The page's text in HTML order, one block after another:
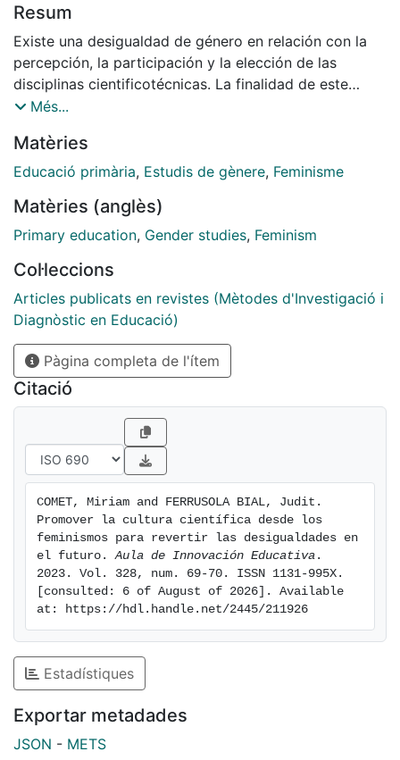
Resum
Existe una desigualdad de género en relación con la
percepción, la participación y la elección de las
disciplinas cientificotécnicas. La finalidad de este
artículo es describir una actividad que relaciona dos
potenciar la cultura científica feminista y contribuir a
la extinción de esta desigualdad.
Més...
Matèries
Educació primària, Estudis de gènere, Feminisme
Matèries (anglès)
Primary education, Gender studies, Feminism
Col·leccions
Articles publicats en revistes (Mètodes d'Investigació i
Diagnòstic en Educació)
Pàgina completa de l'ítem
Citació
COMET, Miriam and FERRUSOLA BIAL, Judit.
Promover la cultura científica desde los
feminismos para revertir las desigualdades en
el futuro. Aula de Innovación Educativa .
2023. Vol. 328, num. 69-70. ISSN 1131-995X.
[consulted: 6 of August of 2026]. Available
at: https://hdl.handle.net/2445/211926
Estadístiques
Exportar metadades
JSON - METS